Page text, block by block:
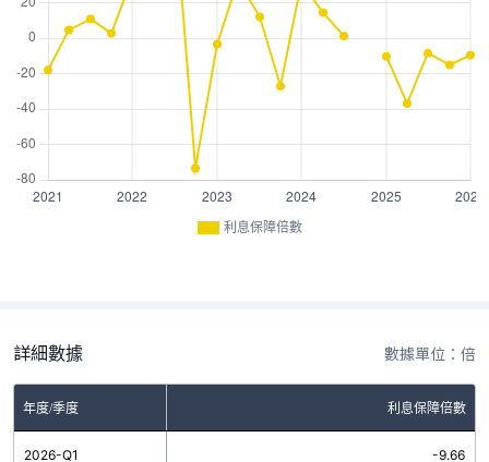
利息保障倍數
詳細數據 數據單位：倍
年度/季度 利息保障倍數
2026-Q1 -9.66